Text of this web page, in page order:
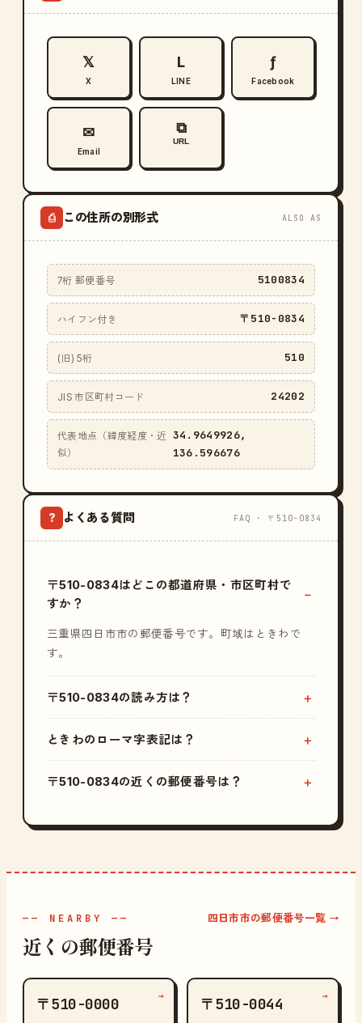
𝕏
X
L
LINE
ƒ
Facebook
✉
Email
⧉
URL
⎙ この住所の別形式 ALSO AS
7桁 郵便番号 5100834
ハイフン付き 〒510-0834
(旧) 5桁 510
JIS 市区町村コード 24202
代表地点（緯度経度・近
似）
34.9649926,
136.596676
? よくある質問 FAQ · 〒510-0834
〒510-0834はどこの都道府県・市区町村で
すか？
三重県四日市市の郵便番号です。町域はときわで
す。
〒510-0834の読み方は？
ときわのローマ字表記は？
〒510-0834の近くの郵便番号は？
—— NEARBY ——
近くの郵便番号
四日市市の郵便番号一覧 →
〒510-0000 → 〒510-0044 →